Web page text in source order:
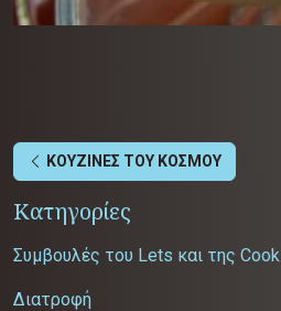
ΚΟΥΖΙΝΕΣ ΤΟΥ ΚΟΣΜΟΥ
Κατηγορίες
Συμβουλές του Lets και της Cook
Διατροφή